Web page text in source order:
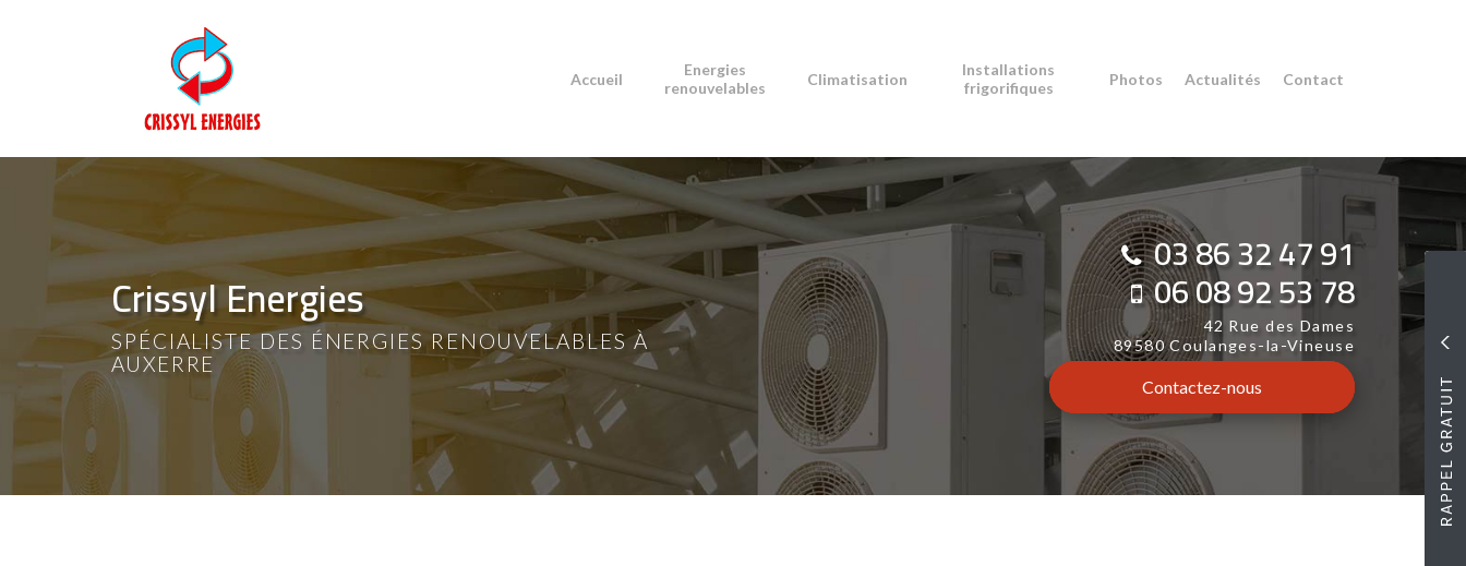
contenu
principal
Accueil
Energies
renouvelables
Climatisation
Installations
frigorifiques
Photos Actualités Contact
Crissyl Energies
SPÉCIALISTE DES ÉNERGIES RENOUVELABLES À
AUXERRE
03 86 32 47 91
06 08 92 53 78
42 Rue des Dames
89580 Coulanges-la-Vineuse
Contactez-nous